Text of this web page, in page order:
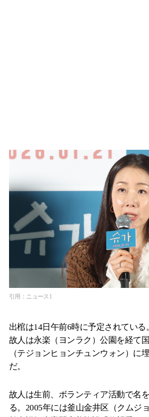
引用：ニュース1
出棺は14日午前6時に予定されている
故人は永楽（ヨンラク）公園を経て
（テジョンヒョンチュンウォン）に
だ。
故人は生前、ボランティア活動で名
る。2005年には釜山金井区（クムジ